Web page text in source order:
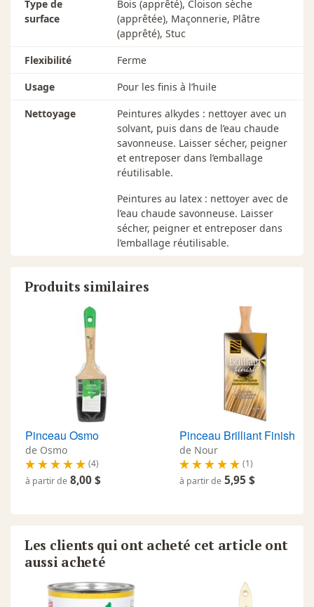
Type de
surface
Bois (apprêté), Cloison sèche
(apprêtée), Maçonnerie, Plâtre
(apprêté), Stuc
Flexibilité
Ferme
Usage
Pour les finis à l’huile
Nettoyage
Peintures alkydes : nettoyer avec un
solvant, puis dans de l’eau chaude
savonneuse. Laisser sécher, peigner
et entreposer dans l’emballage
réutilisable.
Peintures au latex : nettoyer avec de
l’eau chaude savonneuse. Laisser
sécher, peigner et entreposer dans
l’emballage réutilisable.
Produits similaires
Pinceau Osmo
de Osmo
(4)
à partir de 8,00 $
Pinceau Brilliant Finish
de Nour
(1)
à partir de 5,95 $
Les clients qui ont acheté cet article ont
aussi acheté